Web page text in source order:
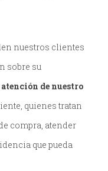
nuestros clientes
sobre su
atención de nuestro
quienes tratan
compra, atender
que pueda